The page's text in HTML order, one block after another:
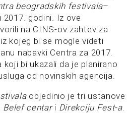
beogradskih festivala–
2017. godini. Iz ove
na CINS-ov zahtev za
kojeg bi se mogle videti
nabavki Centra za 2017.
bi ukazali da je planirano
od novinskih agencija.
objedinio je tri ustanove
Belef centari Direkciju Fest-a.